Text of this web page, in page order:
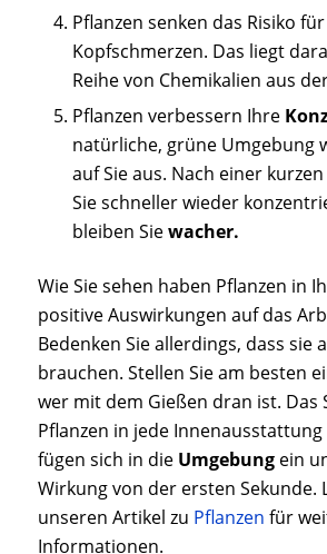
Pflanzen senken das Risiko für
Kopfschmerzen. Das liegt
Reihe von Chemikalien aus
Pflanzen verbessern Ihre
natürliche, grüne Umgebung
auf Sie aus. Nach einer
Sie schneller wieder
bleiben Siewacher.
Wie Sie sehen haben Pflanzen in
positive Auswirkungen auf das
Bedenken Sie allerdings, dass sie
brauchen. Stellen Sie am besten
wer mit dem Gießen dran ist. Das
Pflanzen in jede Innenausstattung
fügen sich in die Umgebungein
Wirkung von der ersten Sekunde.
unseren Artikel zu Pflanzen für
Informationen.